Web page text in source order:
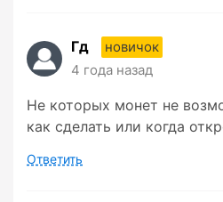
Гд
новичок
4 года назад
Не которых монет не
как сделать или когда
Ответить